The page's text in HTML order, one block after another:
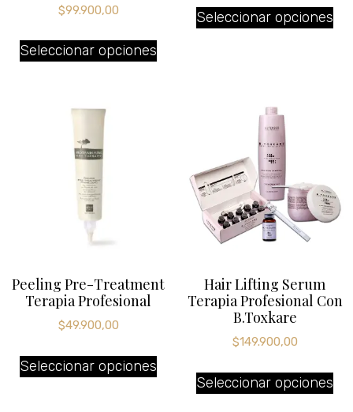
$99.900,00
Seleccionar opciones
Seleccionar opciones
Peeling Pre-Treatment
Terapia Profesional
$49.900,00
Seleccionar opciones
Hair Lifting Serum
Terapia Profesional Con
B.Toxkare
$149.900,00
Seleccionar opciones